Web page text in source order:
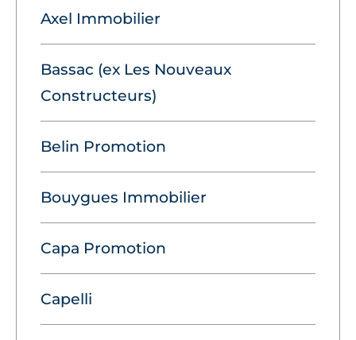
Axel Immobilier
Bassac (ex Les Nouveaux
Constructeurs)
Belin Promotion
Bouygues Immobilier
Capa Promotion
Capelli